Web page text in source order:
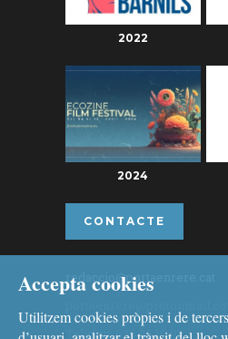
2022
2024
CONTACTE
redaccio@portaenrere.cat
Telèfon: 626 26 19 93
Accepta cookies
Utilitzem cookies pròpies i de